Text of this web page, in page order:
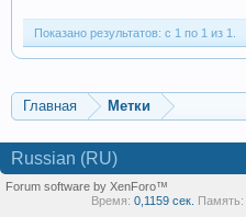
Показано результатов: с 1 по 1 из 1.
Главная Метки
Russian (RU)
Forum software by XenForo™
Время: 0,1159 сек. Память: